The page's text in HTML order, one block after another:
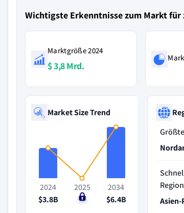
Wichtigste Erkenntnisse zum Markt
Marktgröße 2024
$ 3,8 Mrd.
Market Size Trend
2024
$3.8B
2025
$0
2034
$6.4B
Region